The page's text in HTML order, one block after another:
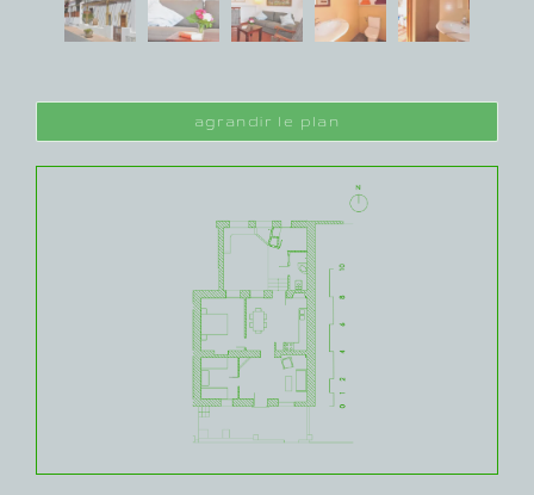
agrandir le plan